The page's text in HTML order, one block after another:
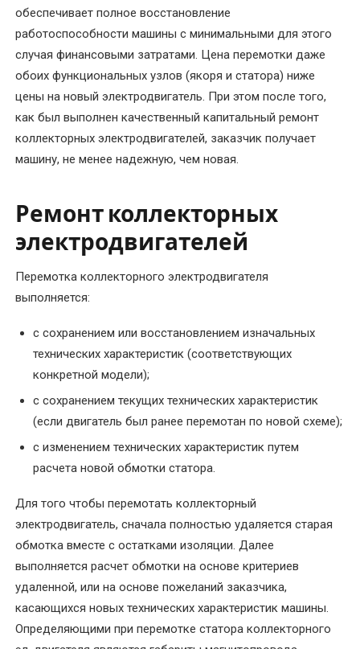
двигателей
Комплектующие
и
запчасти
Консультирование
Перемотка
коллекторных
электродвигателей
обмотки
электродвигателя
однофазного
электродвигателя
Перемотка
электродвигателя
Перемотка
статора
электродвигателя
Перемотка
обеспечивает полное восстановление
работоспособности машины с минимальными для этого
случая финансовыми затратами. Цена перемотки даже
обоих функциональных узлов (якоря и статора) ниже
цены на новый электродвигатель. При этом после того,
как был выполнен качественный капитальный ремонт
коллекторных электродвигателей, заказчик получает
машину, не менее надежную, чем новая.
Ремонт коллекторных
электродвигателей
Перемотка коллекторного электродвигателя
выполняется:
с сохранением или восстановлением изначальных
технических характеристик (соответствующих
конкретной модели);
с сохранением текущих технических характеристик
(если двигатель был ранее перемотан по новой схеме);
с изменением технических характеристик путем
расчета новой обмотки статора.
Для того чтобы перемотать коллекторный
электродвигатель, сначала полностью удаляется старая
обмотка вместе с остатками изоляции. Далее
выполняется расчет обмотки на основе критериев
удаленной, или на основе пожеланий заказчика,
касающихся новых технических характеристик машины.
Определяющими при перемотке статора коллекторного